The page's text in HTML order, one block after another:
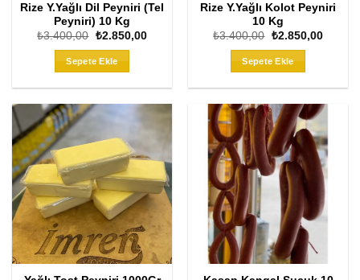
Rize Y.Yağlı Dil Peyniri (Tel
Peyniri) 10 Kg
₺3.400,00 Orijinal
₺3.400,00.
₺2.850,00Şu
Sepete Ekle
Rize Y.Yağlı Kolot Peyniri
10 Kg
₺3.400,00 Orijinal
₺3.400,00.
₺2.850,00Şu
Sepete Ekle